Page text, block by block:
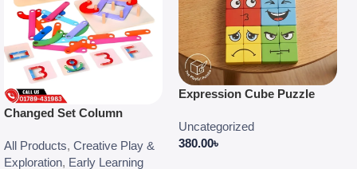
Changed Set Column
All Products, Creative Play &
Exploration, Early Learning
Expression Cube Puzzle
Uncategorized
380.00৳